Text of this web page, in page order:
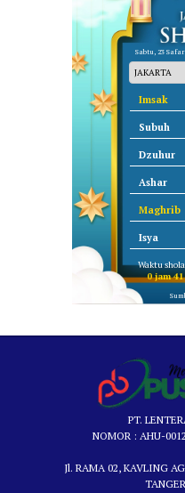
Sabtu, 23 Safar
Imsak
Subuh
Dzuhur
Ashar
Maghrib
Isya
Waktu
0 jam
PT.
NOMOR : AHU-
Jl. RAMA 02, KAVLING